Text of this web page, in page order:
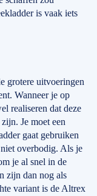
is vaak iets
grotere uitvoeringen
Wanneer je op
realiseren dat deze
Je moet een
gaat gebruiken
overbodig. Als je
je al snel in de
zijn dan nog als
variant is de Altrex